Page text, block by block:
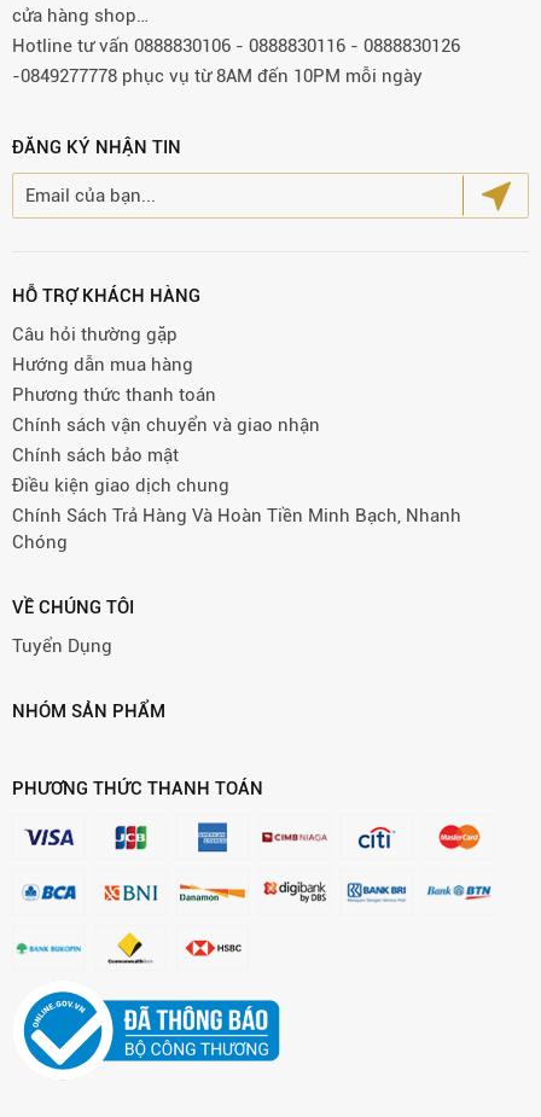
cửa hàng shop…
Hotline tư vấn 0888830106 - 0888830116 - 0888830126
-0849277778 phục vụ từ 8AM đến 10PM mỗi ngày
ĐĂNG KÝ NHẬN TIN
HỖ TRỢ KHÁCH HÀNG
Câu hỏi thường gặp
Hướng dẫn mua hàng
Phương thức thanh toán
Chính sách vận chuyển và giao nhận
Chính sách bảo mật
Điều kiện giao dịch chung
Chính Sách Trả Hàng Và Hoàn Tiền Minh Bạch, Nhanh
Chóng
VỀ CHÚNG TÔI
Tuyển Dụng
NHÓM SẢN PHẨM
PHƯƠNG THỨC THANH TOÁN